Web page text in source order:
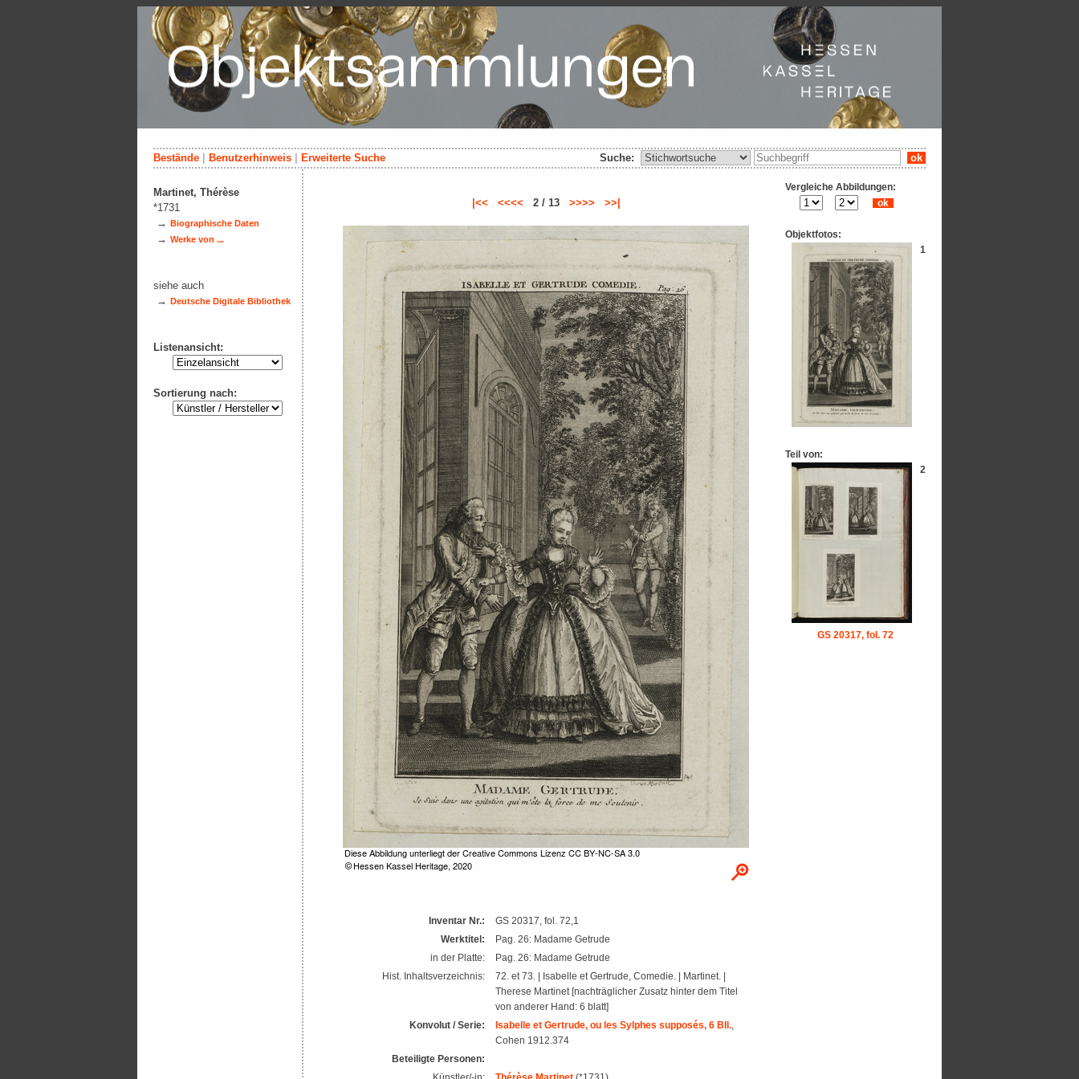
Suche: ok
Bestände Benutzerhinweis Erweiterte Suche
|<< <<<< 2 / 13 >>>> >>|
Inventar Nr.:
GS 20317, fol. 72,1
Werktitel:
Pag. 26: Madame Getrude
in der Platte:
Pag. 26: Madame Getrude
Hist. Inhaltsverzeichnis:
72. et 73. | Isabelle et Gertrude, Comedie. | Martinet. |
Therese Martinet [nachträglicher Zusatz hinter dem Titel
von anderer Hand: 6 blatt]
Konvolut / Serie:
Isabelle et Gertrude, ou les Sylphes supposés, 6 Bll.
Cohen 1912.374
Beteiligte Personen:
Vergleiche Abbildungen:
ok
Objektfotos:
1
Teil von:
2
GS 20317, fol. 72
Martinet, Thérèse
*1731
→ Biographische Daten
→ Werke von ...
siehe auch
→ Deutsche Digitale Bibliothek
Listenansicht:
Sortierung nach: